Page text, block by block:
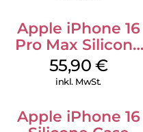
Apple iPhone 16
Pro Max Silicone
Case MagSafe
Stone Gray
55,90 €
inkl. MwSt.
Apple iPhone 16